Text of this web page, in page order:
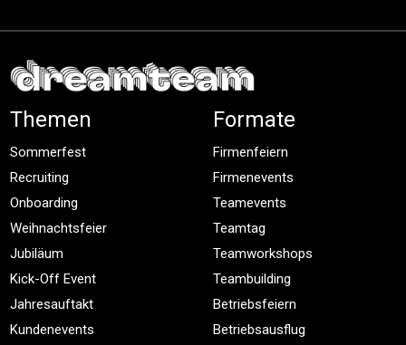
Themen
Sommerfest
Recruiting
Onboarding
Weihnachtsfeier
Jubiläum
Kick-Off Event
Jahresauftakt
Kundenevents
Formate
Firmenfeiern
Firmenevents
Teamevents
Teamtag
Teamworkshops
Teambuilding
Betriebsfeiern
Betriebsausflug